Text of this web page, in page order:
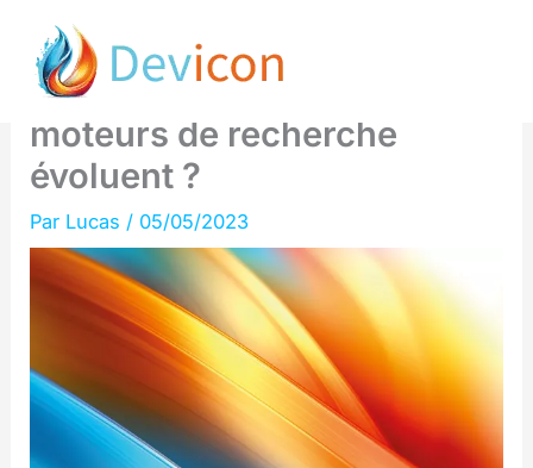
contenu
SEO et intelligence
artificielle : comment les
moteurs de recherche
évoluent ?
Par Lucas / 05/05/2023